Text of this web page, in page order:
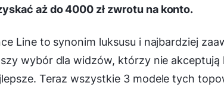
aż do 4000 zł zwrotu na konto.
Line to synonim luksusu i najbardziej
wybór dla widzów, którzy nie
Teraz wszystkie 3 modele tych